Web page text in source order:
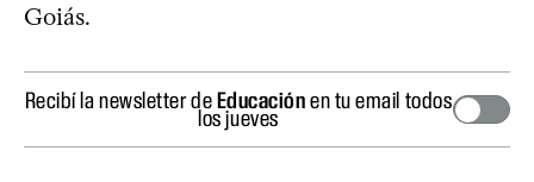
Goiás.
Recibí la newsletter deEducaciónen tu email todos
los jueves